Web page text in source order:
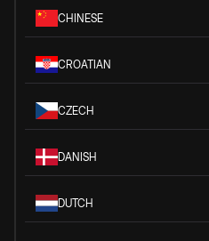
CHINESE
CROATIAN
CZECH
DANISH
DUTCH